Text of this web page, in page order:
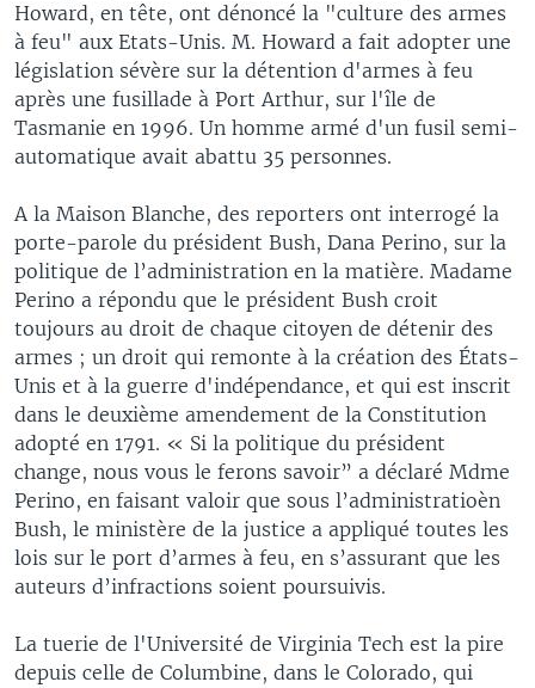
Howard, en tête, ont dénoncé la "culture des armes
à feu" aux Etats-Unis. M. Howard a fait adopter une
législation sévère sur la détention d'armes à feu
après une fusillade à Port Arthur, sur l'île de
Tasmanie en 1996. Un homme armé d'un fusil semi-
automatique avait abattu 35 personnes.
A la Maison Blanche, des reporters ont interrogé la
porte-parole du président Bush, Dana Perino, sur la
politique de l’administration en la matière. Madame
Perino a répondu que le président Bush croit
toujours au droit de chaque citoyen de détenir des
armes ; un droit qui remonte à la création des États-
Unis et à la guerre d'indépendance, et qui est inscrit
dans le deuxième amendement de la Constitution
adopté en 1791. « Si la politique du président
change, nous vous le ferons savoir” a déclaré Mdme
Perino, en faisant valoir que sous l’administratioèn
Bush, le ministère de la justice a appliqué toutes les
lois sur le port d’armes à feu, en s’assurant que les
auteurs d’infractions soient poursuivis.
La tuerie de l'Université de Virginia Tech est la pire
depuis celle de Columbine, dans le Colorado, qui